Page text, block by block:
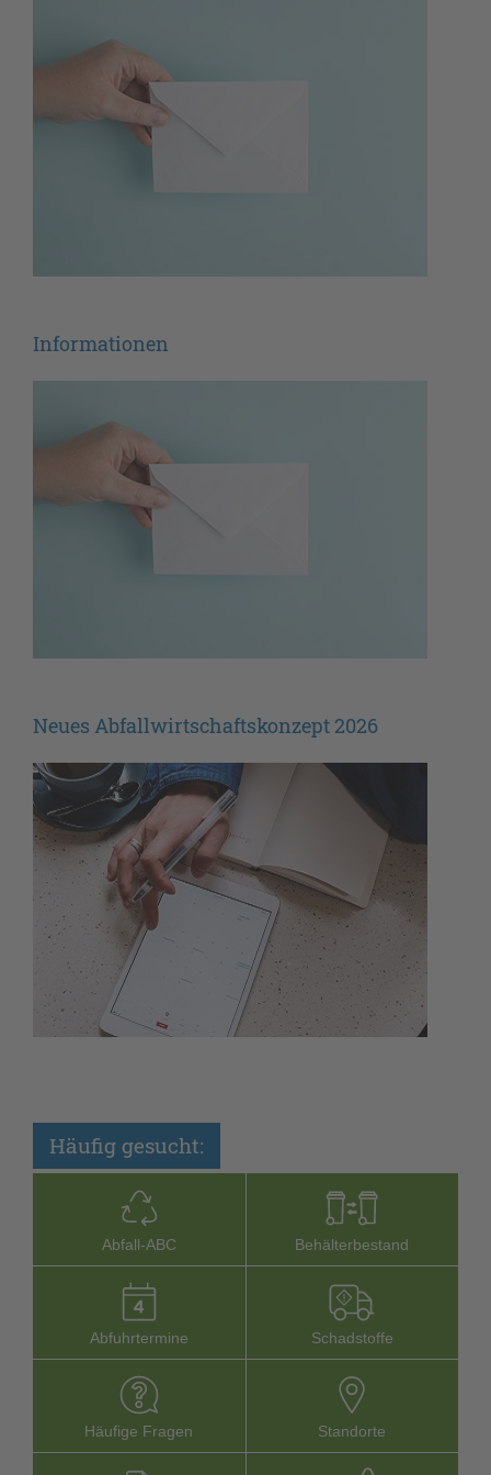
Informationen
Neues Abfallwirtschaftskonzept 2026
Häufig gesucht:
Abfall-­ABC Behälterbestand
Abfuhrtermine Schadstoffe
Häufige Fragen Stand­orte